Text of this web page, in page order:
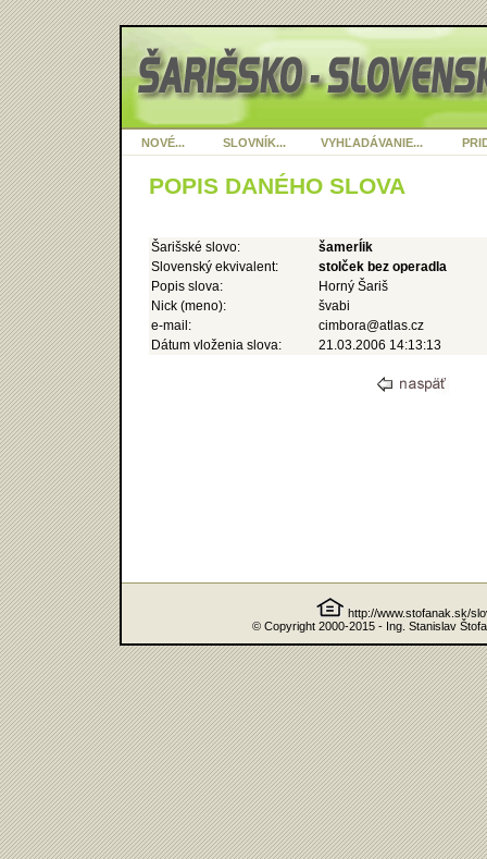
NOVÉ... SLOVNÍK... VYHĽADÁVANIE...
POPIS DANÉHO SLOVA
Šarišské slovo:
šamerĺik
Slovenský ekvivalent:
stolček bez operadla
Popis slova:
Horný Šariš
Nick (meno):
švabi
e-mail:
cimbora@atlas.cz
Dátum vloženia slova:
21.03.2006 14:13:13
http://www.stofanak.sk/
© Copyright 2000-2015 - Ing. Stanislav